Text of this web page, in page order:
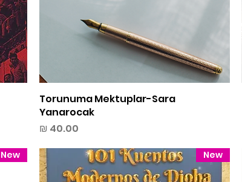
תצוגה מהירה
Torunuma Mektuplar-Sara
Yanarocak
מחיר
New
New